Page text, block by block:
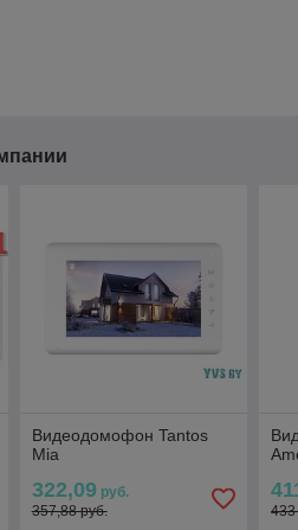
Видеодомофон Tantos
Mia
322,09руб.
357,88 руб.
433